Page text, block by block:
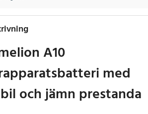
A10
med
och jämn prestanda